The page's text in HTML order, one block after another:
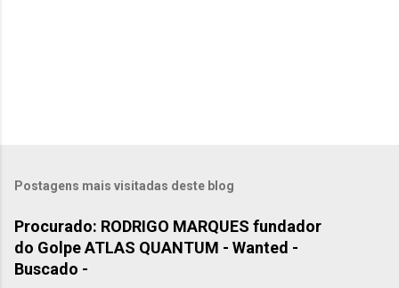
Postagens mais visitadas deste blog
Procurado: RODRIGO MARQUES fundador
do Golpe ATLAS QUANTUM - Wanted -
Buscado -